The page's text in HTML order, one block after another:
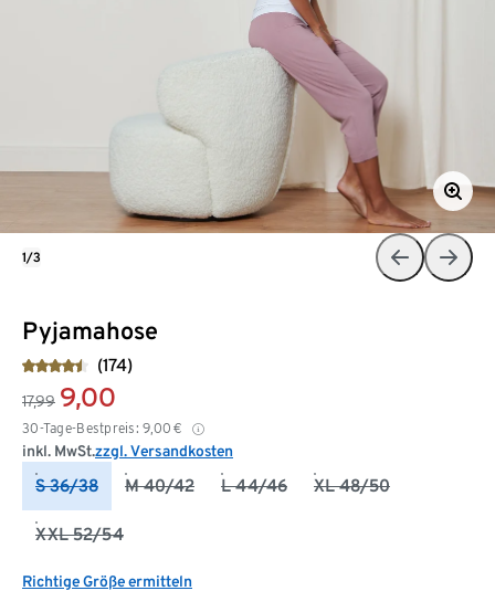
Pyjamahose
(174)
17,99 9,00
30-Tage-Bestpreis: 9,00 €
inkl. MwSt.zzgl. Versandkosten
S 36/38 M 40/42 L 44/46 XL 48/50
XXL 52/54
Richtige Größe ermitteln
1/3